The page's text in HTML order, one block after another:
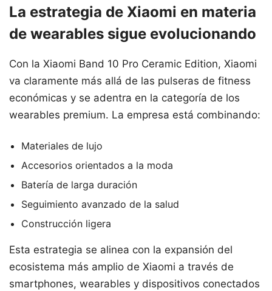
La estrategia de Xiaomi en materia
de wearables sigue evolucionando
Con la Xiaomi Band 10 Pro Ceramic Edition, Xiaomi
va claramente más allá de las pulseras de fitness
económicas y se adentra en la categoría de los
wearables premium. La empresa está combinando:
Materiales de lujo
Accesorios orientados a la moda
Batería de larga duración
Seguimiento avanzado de la salud
Construcción ligera
Esta estrategia se alinea con la expansión del
ecosistema más amplio de Xiaomi a través de
smartphones, wearables y dispositivos conectados